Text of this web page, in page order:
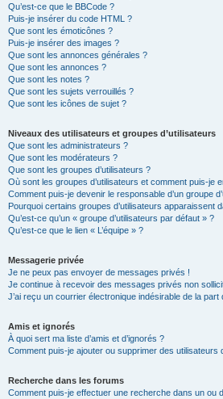
Qu’est-ce que le BBCode ?
Puis-je insérer du code HTML ?
Que sont les émoticônes ?
Puis-je insérer des images ?
Que sont les annonces générales ?
Que sont les annonces ?
Que sont les notes ?
Que sont les sujets verrouillés ?
Que sont les icônes de sujet ?
Niveaux des utilisateurs et groupes d’utilisateurs
Que sont les administrateurs ?
Que sont les modérateurs ?
Que sont les groupes d’utilisateurs ?
Où sont les groupes d’utilisateurs et comment puis-je
Comment puis-je devenir le responsable d’un groupe
Pourquoi certains groupes d’utilisateurs apparaissent
Qu’est-ce qu’un « groupe d’utilisateurs par défaut » ?
Qu’est-ce que le lien « L’équipe » ?
Messagerie privée
Je ne peux pas envoyer de messages privés !
Je continue à recevoir des messages privés non
J’ai reçu un courrier électronique indésirable de la part
Amis et ignorés
À quoi sert ma liste d’amis et d’ignorés ?
Comment puis-je ajouter ou supprimer des utilisateurs
Recherche dans les forums
Comment puis-je effectuer une recherche dans un ou